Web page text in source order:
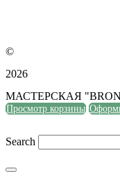
©
2026
МАСТЕРСКАЯ
Просмотр корзины
Search